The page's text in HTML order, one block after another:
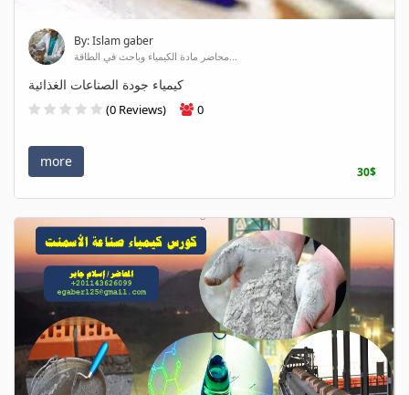
By: Islam gaber
محاضر مادة الكيمياء وباحث في الطاقة...
كيمياء جودة الصناعات الغذائية
(0 Reviews) 0
more
30$